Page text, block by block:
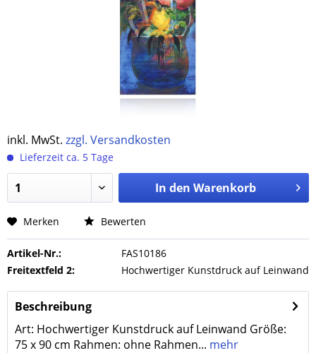
inkl. MwSt. zzgl. Versandkosten
Lieferzeit ca. 5 Tage
In den Warenkorb
Merken Bewerten
Artikel-Nr.:
FAS10186
Freitextfeld 2:
Hochwertiger Kunstdruck auf Leinwand
Beschreibung
Art: Hochwertiger Kunstdruck auf Leinwand Größe:
75 x 90 cm Rahmen: ohne Rahmen... mehr